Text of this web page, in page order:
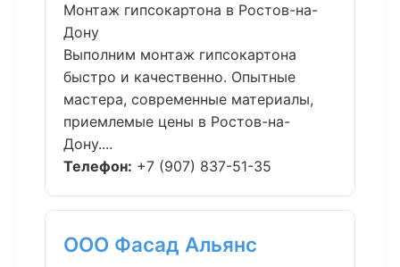
Монтаж гипсокартона в Ростов-на-
Дону
Выполним монтаж гипсокартона
быстро и качественно. Опытные
мастера, современные материалы,
приемлемые цены в Ростов-на-
Дону....
Телефон: +7 (907) 837-51-35
ООО Фасад Альянс